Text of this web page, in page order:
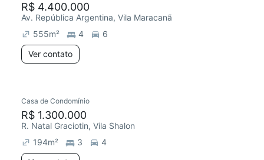
R$ 4.400.000
Av. República Argentina, Vila Maracanã
555m² 4
6
Ver contato
Casa de Condomínio
R$ 1.300.000
R. Natal Graciotin, Vila Shalon
194m² 3
4